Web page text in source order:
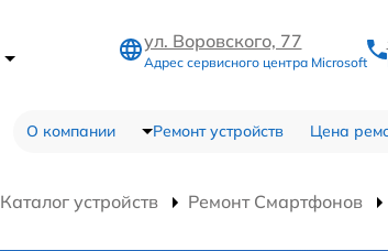
ул. Воровского, 77
Адрес сервисного центра Microsoft
О компании Ремонт устройств Цена
Каталог устройств Ремонт Смартфонов